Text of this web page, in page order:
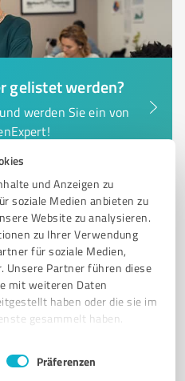
und Anzeigen zu
soziale Medien anbieten zu
Website zu analysieren.
zu Ihrer Verwendung
für soziale Medien,
Unsere Partner führen diese
mit weiteren Daten
haben oder die sie im
gesammelt haben.
Präferenzen
gelistet werden?
werden Sie ein von
Bispingen
- Zucht und Reitschule
REITSCHULE PFERDEHALTUNG
LÜNEBURGER HEIDE